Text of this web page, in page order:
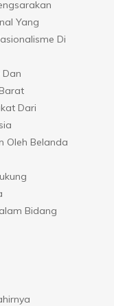
Yang
Di
Dan
Dari
Oleh Belanda
Bidang